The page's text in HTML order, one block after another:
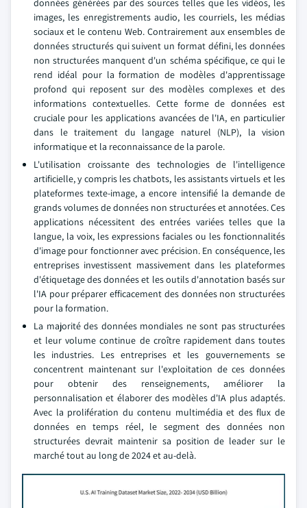
données générées par des sources telles que les vidéos, les
images, les enregistrements audio, les courriels, les médias
sociaux et le contenu Web. Contrairement aux ensembles de
données structurés qui suivent un format défini, les données
non structurées manquent d'un schéma spécifique, ce qui le
rend idéal pour la formation de modèles d'apprentissage
profond qui reposent sur des modèles complexes et des
informations contextuelles. Cette forme de données est
cruciale pour les applications avancées de l'IA, en particulier
dans le traitement du langage naturel (NLP), la vision
informatique et la reconnaissance de la parole.
L'utilisation croissante des technologies de l'intelligence
artificielle, y compris les chatbots, les assistants virtuels et les
plateformes texte-image, a encore intensifié la demande de
grands volumes de données non structurées et annotées. Ces
applications nécessitent des entrées variées telles que la
langue, la voix, les expressions faciales ou les fonctionnalités
d'image pour fonctionner avec précision. En conséquence, les
entreprises investissent massivement dans les plateformes
d'étiquetage des données et les outils d'annotation basés sur
l'IA pour préparer efficacement des données non structurées
pour la formation.
La majorité des données mondiales ne sont pas structurées
et leur volume continue de croître rapidement dans toutes
les industries. Les entreprises et les gouvernements se
concentrent maintenant sur l'exploitation de ces données
pour obtenir des renseignements, améliorer la
personnalisation et élaborer des modèles d'IA plus adaptés.
Avec la prolifération du contenu multimédia et des flux de
données en temps réel, le segment des données non
structurées devrait maintenir sa position de leader sur le
marché tout au long de 2024 et au-delà.